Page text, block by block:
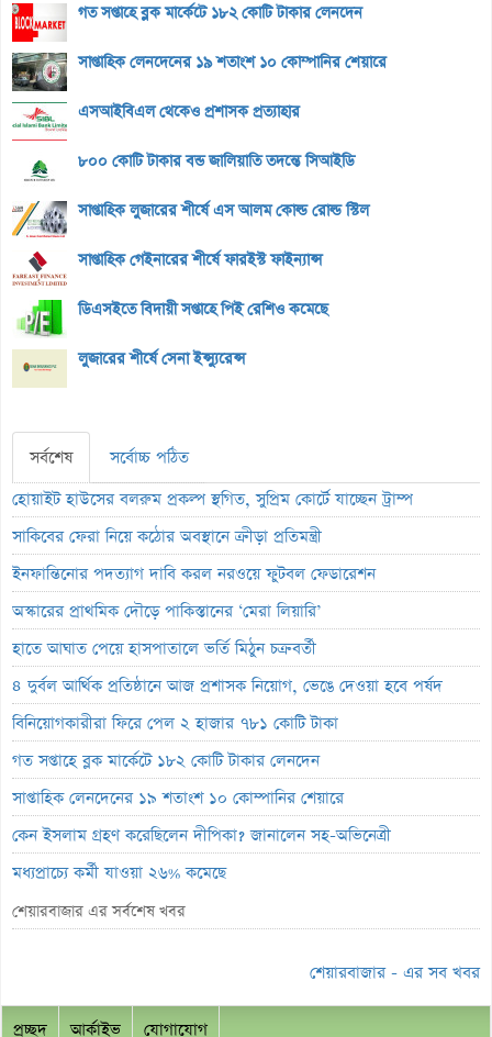
গত সপ্তাহে ব্লক মার্কেটে ১৮২ কোটি টাকার লেনদেন
সাপ্তাহিক লেনদেনের ১৯ শতাংশ ১০ কোম্পানির শেয়ারে
এসআইবিএল থেকেও প্রশাসক প্রত্যাহার
৮০০ কোটি টাকার বন্ড জালিয়াতি তদন্তে সিআইডি
সাপ্তাহিক লুজারের শীর্ষে এস আলম কোল্ড রোল্ড স্টিল
সাপ্তাহিক গেইনারের শীর্ষে ফারইস্ট ফাইন্যান্স
ডিএসইতে বিদায়ী সপ্তাহে পিই রেশিও কমেছে
লুজারের শীর্ষে সেনা ইন্স্যুরেন্স
সর্বশেষ
সর্বোচ্চ পঠিত
হোয়াইট হাউসের বলরুম প্রকল্প স্থগিত, সুপ্রিম কোর্টে যাচ্ছেন ট্রাম্প
সাকিবের ফেরা নিয়ে কঠোর অবস্থানে ক্রীড়া প্রতিমন্ত্রী
ইনফান্তিনোর পদত্যাগ দাবি করল নরওয়ে ফুটবল ফেডারেশন
অস্কারের প্রাথমিক দৌড়ে পাকিস্তানের ‘মেরা লিয়ারি’
হাতে আঘাত পেয়ে হাসপাতালে ভর্তি মিঠুন চক্রবর্তী
৪ দুর্বল আর্থিক প্রতিষ্ঠানে আজ প্রশাসক নিয়োগ, ভেঙে দেওয়া হবে পর্ষদ
বিনিয়োগকারীরা ফিরে পেল ২ হাজার ৭৮১ কোটি টাকা
গত সপ্তাহে ব্লক মার্কেটে ১৮২ কোটি টাকার লেনদেন
সাপ্তাহিক লেনদেনের ১৯ শতাংশ ১০ কোম্পানির শেয়ারে
কেন ইসলাম গ্রহণ করেছিলেন দীপিকা? জানালেন সহ-অভিনেত্রী
মধ্যপ্রাচ্যে কর্মী যাওয়া ২৬% কমেছে
স্বর্ণ খাতকে আনুষ্ঠানিক শিল্পে আনতে নতুন নীতিমালা
সাপ্তাহিক লুজারের শীর্ষে এস আলম কোল্ড রোল্ড স্টিল
শেয়ারবাজার এর সর্বশেষ খবর
শেয়ারবাজার - এর সব খবর
প্রচ্ছদ আর্কাইভ যোগাযোগ